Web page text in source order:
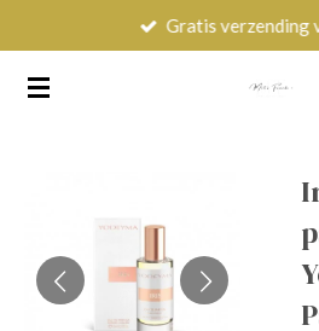
naar
Gratis verzending